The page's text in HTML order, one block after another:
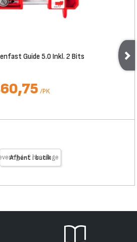
Guide 5.0 Inkl. 2 Bits
/PK
Afhent i butik
1-2 hverdage